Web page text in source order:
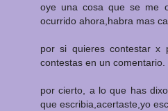
oye una cosa que se me
ocurrido ahora,habra mas
por si quieres contestar x
contestas en un comentario.
por cierto, a lo que has
que escribia,acertaste,yo